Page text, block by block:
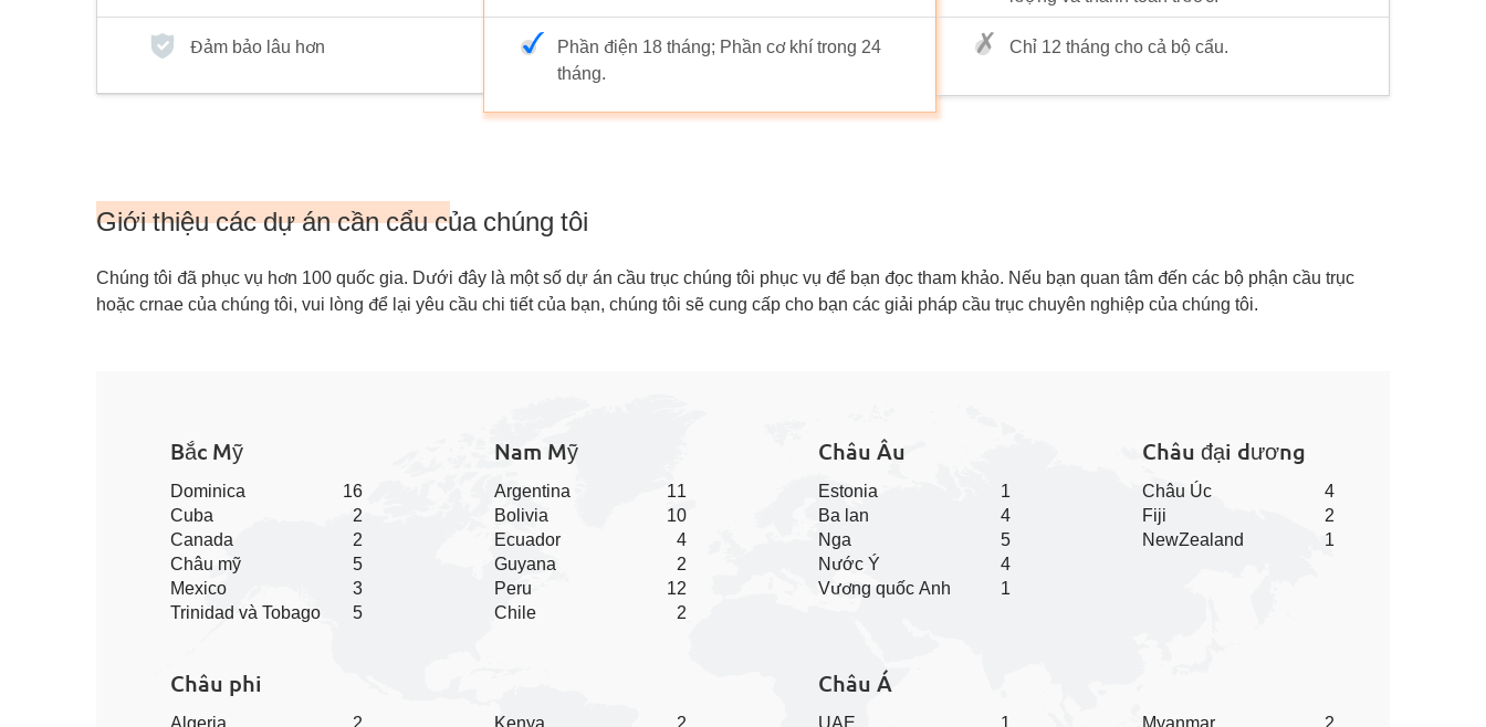
Đảm bảo lâu hơn
Phần điện 18 tháng; Phần cơ khí trong 24
tháng.
Chỉ 12 tháng cho cả bộ cẩu.
Giới thiệu các dự án cần cẩu của chúng tôi
Chúng tôi đã phục vụ hơn 100 quốc gia. Dưới đây là một số dự án cầu trục chúng tôi phục vụ để bạn đọc tham khảo. Nếu bạn quan tâm đến các bộ phận cầu trục
hoặc crnae của chúng tôi, vui lòng để lại yêu cầu chi tiết của bạn, chúng tôi sẽ cung cấp cho bạn các giải pháp cầu trục chuyên nghiệp của chúng tôi.
Bắc Mỹ
Dominica
Cuba
Canada
Châu mỹ
Mexico
Trinidad và Tobago
16
2
2
5
3
5
Nam Mỹ
Argentina
Bolivia
Ecuador
Guyana
Peru
Chile
11
10
4
2
12
2
Châu Âu
Estonia
Ba lan
Nga
Nước Ý
Vương quốc Anh
1
4
5
4
1
Châu đại dương
Châu Úc
Fiji
NewZealand
4
2
1
Châu phi
Algeria
2
Kenya
2
Châu Á
UAE
1
Myanmar
2